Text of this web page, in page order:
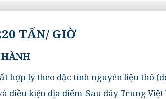
TẤN/ GIỜ
hợp lý theo đặc tính nguyên liệu thô
điều kiện địa điểm. Sau đây Trung Việt